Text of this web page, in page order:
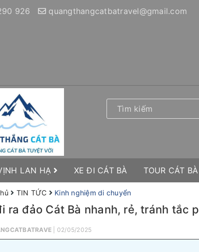
926 quangthangcatbatravel@gmail.com
LAN HẠ XE ĐI CÁT BÀ TOUR CÁT BÀ
TIN TỨC Kinh nghiệm di chuyển
ra đảo Cát Bà nhanh, rẻ, tránh tắc
| 02/05/2025